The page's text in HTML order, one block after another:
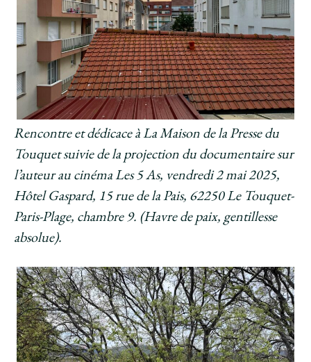
Rencontre et dédicace à La Maison de la Presse du
Touquet suivie de la projection du documentaire sur
l’auteur au cinéma Les 5 As, vendredi 2 mai 2025,
Hôtel Gaspard, 15 rue de la Pais, 62250 Le Touquet-
Paris-Plage, chambre 9. (Havre de paix, gentillesse
absolue).